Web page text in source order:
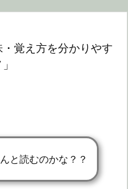
覚え方を分かりやす
と読むのかな？？